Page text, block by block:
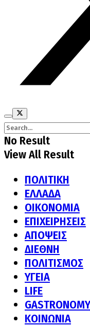
No Result
View All Result
ΠΟΛΙΤΙΚΗ
ΕΛΛΑΔΑ
ΟΙΚΟΝΟΜΙΑ
ΕΠΙΧΕΙΡΗΣΕΙΣ
ΑΠΟΨΕΙΣ
ΔΙΕΘΝΗ
ΠΟΛΙΤΙΣΜΟΣ
ΥΓΕΙΑ
LIFE
GASTRONOMY
ΚΟΙΝΩΝΙΑ